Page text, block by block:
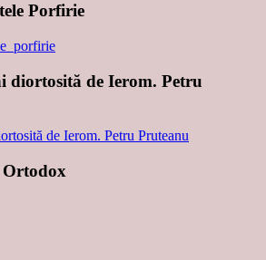
Porfirie
diortosită de Ierom. Petru